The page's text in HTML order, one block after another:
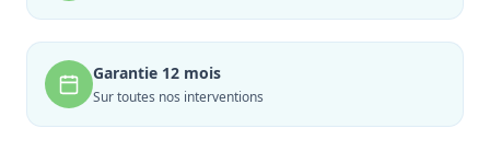
Garantie 12 mois
Sur toutes nos interventions